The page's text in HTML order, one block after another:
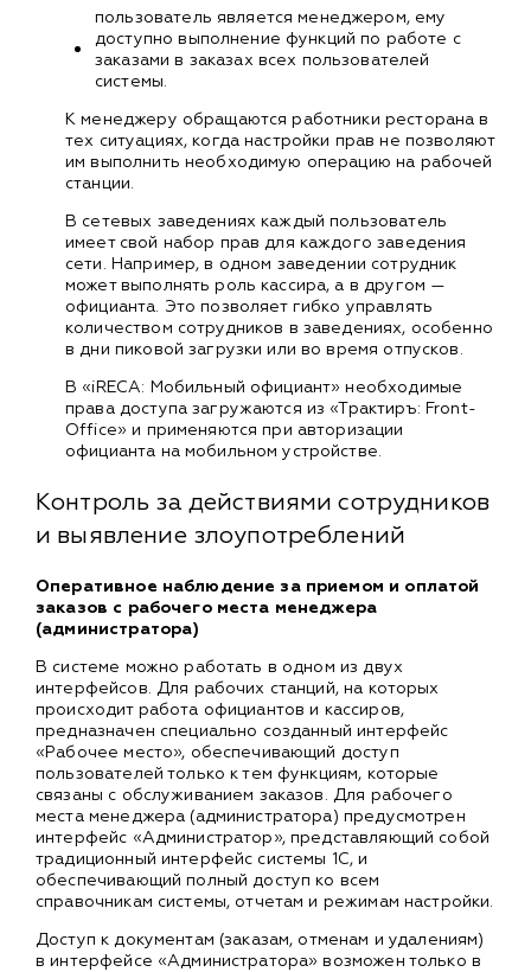
пользователь является менеджером, ему
доступно выполнение функций по работе с
заказами в заказах всех пользователей
системы.
К менеджеру обращаются работники ресторана в
тех ситуациях, когда настройки прав не позволяют
им выполнить необходимую операцию на рабочей
станции.
В сетевых заведениях каждый пользователь
имеет свой набор прав для каждого заведения
сети. Например, в одном заведении сотрудник
может выполнять роль кассира, а в другом —
официанта. Это позволяет гибко управлять
количеством сотрудников в заведениях, особенно
в дни пиковой загрузки или во время отпусков.
В «iRECA: Мобильный официант» необходимые
права доступа загружаются из «Трактиръ: Front-
Office» и применяются при авторизации
официанта на мобильном устройстве.
Контроль за действиями сотрудников
и выявление злоупотреблений
Оперативное наблюдение за приемом и оплатой
заказов с рабочего места менеджера
(администратора)
В системе можно работать в одном из двух
интерфейсов. Для рабочих станций, на которых
происходит работа официантов и кассиров,
предназначен специально созданный интерфейс
«Рабочее место», обеспечивающий доступ
пользователей только к тем функциям, которые
связаны с обслуживанием заказов. Для рабочего
места менеджера (администратора) предусмотрен
интерфейс «Администратор», представляющий собой
традиционный интерфейс системы 1С, и
обеспечивающий полный доступ ко всем
справочникам системы, отчетам и режимам настройки.
Доступ к документам (заказам, отменам и удалениям)
в интерфейсе «Администратора» возможен только в